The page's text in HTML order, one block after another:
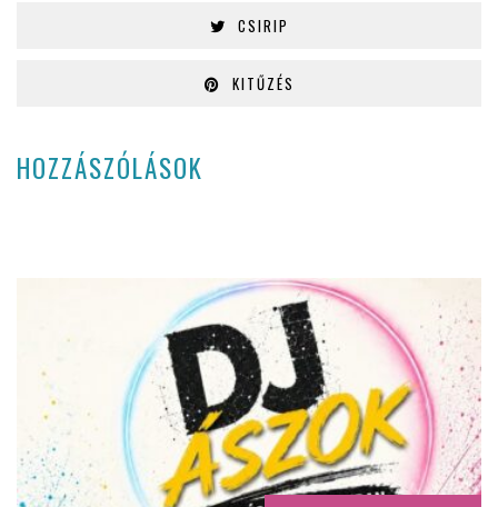
CSIRIP
KITŰZÉS
HOZZÁSZÓLÁSOK